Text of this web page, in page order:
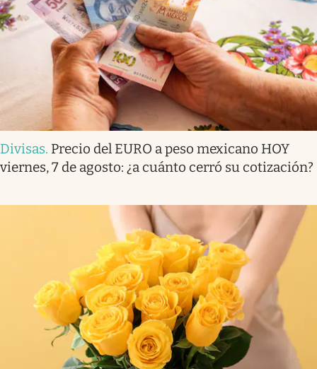
Divisas. Precio del EURO a peso mexicano HOY
viernes, 7 de agosto: ¿a cuánto cerró su cotización?